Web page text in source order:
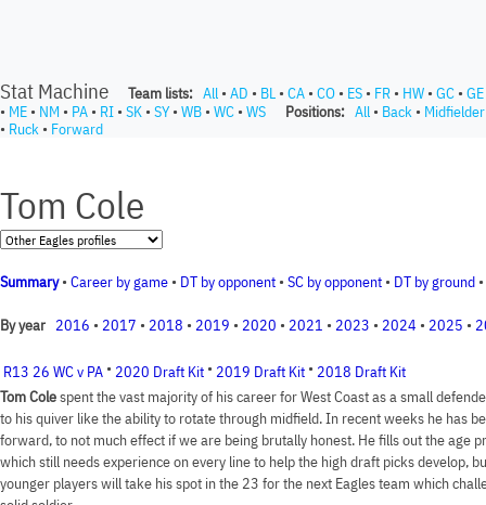
Stat Machine Team lists: All • AD • BL • CA • CO • ES • FR • HW • GC • GE
• ME • NM • PA • RI • SK • SY• WB • WC • WS Positions: All • Back • Midfielder
• Ruck • Forward